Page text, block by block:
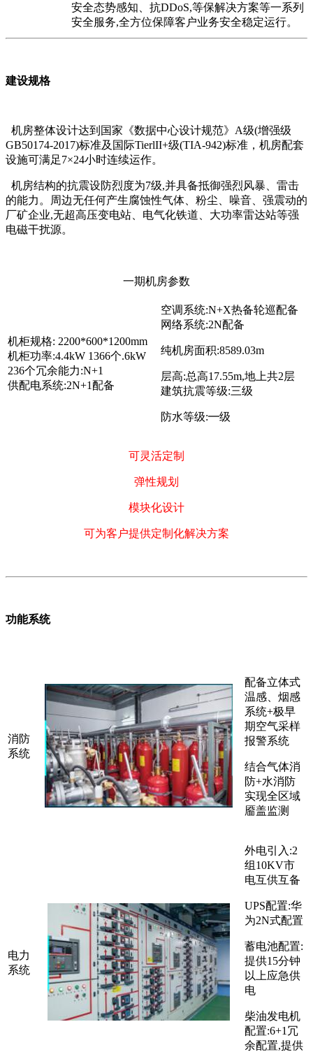
安全态势感知、抗DDoS,等保解决方案等一系列
安全服务,全方位保障客户业务安全稳定运行。
建设规格
机房整体设计达到国家《数据中心设计规范》A级(增强级
GB50174-2017)标准及国际TierlII+级(TIA-942)标准，机房配套
设施可满足7×24小时连续运作。
机房结构的抗震设防烈度为7级,并具备抵御强烈风暴、雷击
的能力。周边无任何产生腐蚀性气体、粉尘、噪音、强震动的
厂矿企业,无超高压变电站、电气化铁道、大功率雷达站等强
电磁干扰源。
一期机房参数
机柜规格: 2200*600*1200mm
机柜功率:4.4kW 1366个.6kW
236个冗余能力:N+1
供配电系统:2N+1配备
空调系统:N+X热备轮巡配备
网络系统:2N配备
纯机房面积:8589.03m
层高:总高17.55m,地上共2层
建筑抗震等级:三级
防水等级:━级
可灵活定制
弹性规划
模块化设计
可为客户提供定制化解决方案
功能系统
消防
系统
配备立体式
温感、烟感
系统+极早
期空气采样
报警系统
结合气体消
防+水消防
实现全区域
靥盖监测
电力
系统
外电引入:2
组10KV市
电互供互备
UPS配置:华
为2N式配置
蓄电池配置:
提供15分钟
以上应急供
电
柴油发电机
配置:6+1冗
余配置,提供